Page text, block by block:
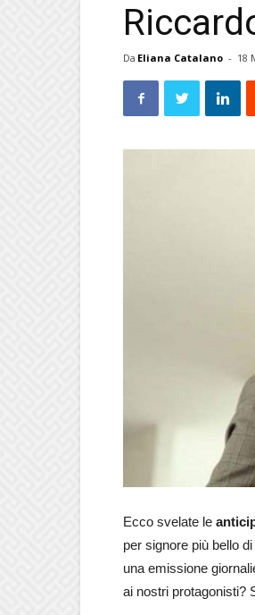
Da Eliana Catalano - 18
Ecco svelate le
per signore più bello
una emissione
ai nostri protagonisti?